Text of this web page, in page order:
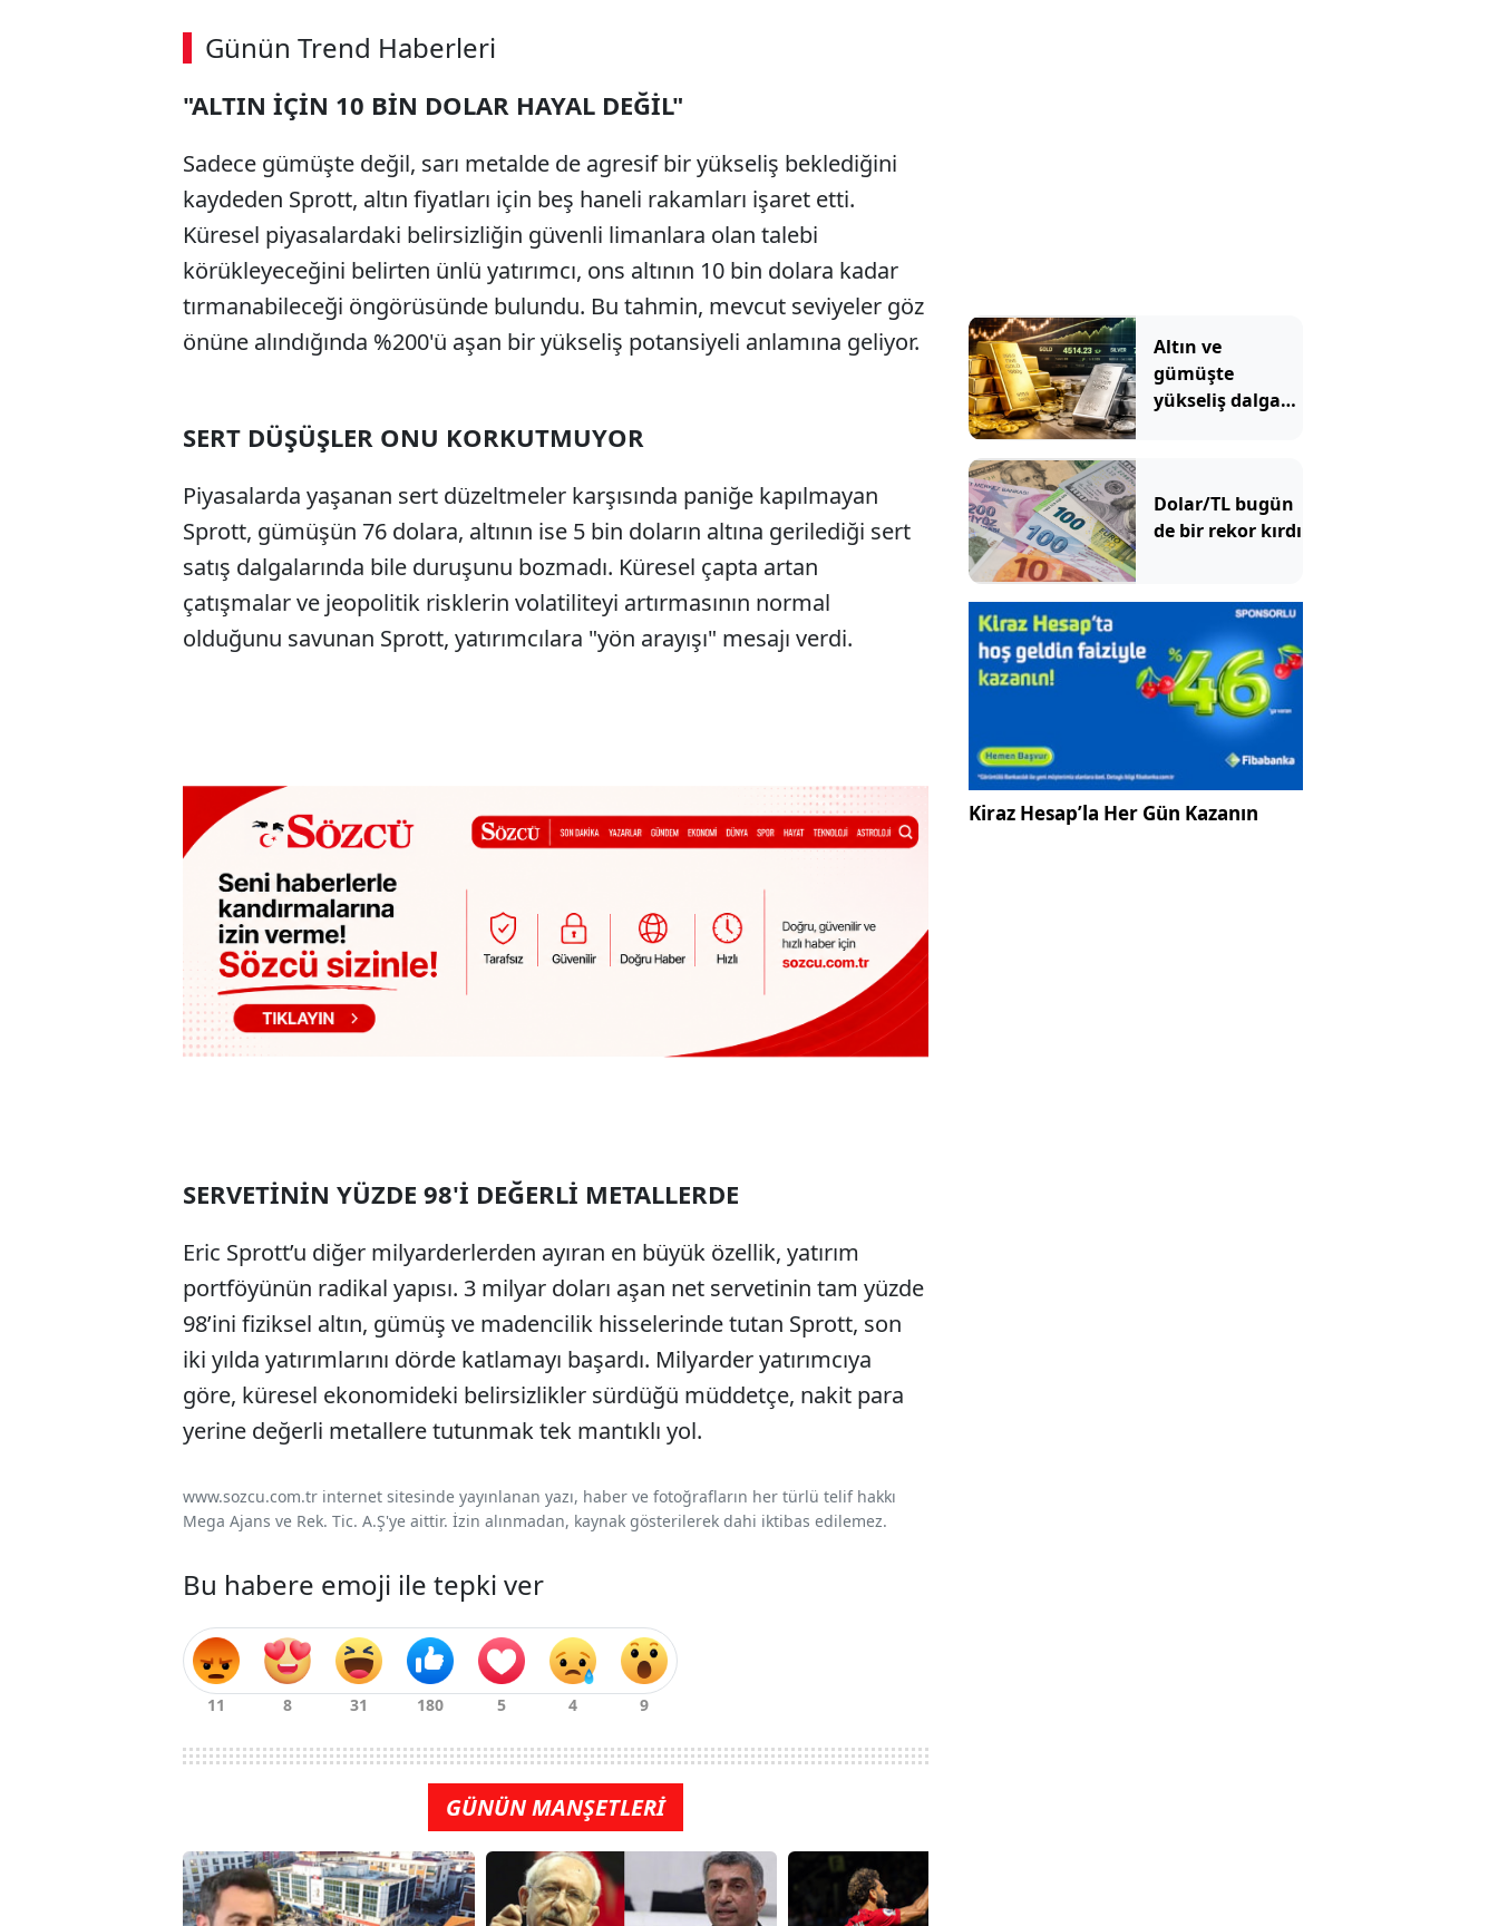
Günün Trend Haberleri
SÖZCÜ SON DAKİKA
"ALTIN İÇİN 10 BİN DOLAR HAYAL DEĞİL"
Sadece gümüşte değil, sarı metalde de agresif bir yükseliş beklediğini
kaydeden Sprott, altın fiyatları için beş haneli rakamları işaret etti.
Küresel piyasalardaki belirsizliğin güvenli limanlara olan talebi
körükleyeceğini belirten ünlü yatırımcı, ons altının 10 bin dolara kadar
tırmanabileceği öngörüsünde bulundu. Bu tahmin, mevcut seviyeler göz
önüne alındığında %200'ü aşan bir yükseliş potansiyeli anlamına geliyor.
SERT DÜŞÜŞLER ONU KORKUTMUYOR
Piyasalarda yaşanan sert düzeltmeler karşısında paniğe kapılmayan
Sprott, gümüşün 76 dolara, altının ise 5 bin doların altına gerilediği sert
satış dalgalarında bile duruşunu bozmadı. Küresel çapta artan
çatışmalar ve jeopolitik risklerin volatiliteyi artırmasının normal
olduğunu savunan Sprott, yatırımcılara "yön arayışı" mesajı verdi.
SERVETİNİN YÜZDE 98'İ DEĞERLİ METALLERDE
Eric Sprott’u diğer milyarderlerden ayıran en büyük özellik, yatırım
portföyünün radikal yapısı. 3 milyar doları aşan net servetinin tam yüzde
98’ini fiziksel altın, gümüş ve madencilik hisselerinde tutan Sprott, son
iki yılda yatırımlarını dörde katlamayı başardı. Milyarder yatırımcıya
göre, küresel ekonomideki belirsizlikler sürdüğü müddetçe, nakit para
yerine değerli metallere tutunmak tek mantıklı yol.
www.sozcu.com.tr internet sitesinde yayınlanan yazı, haber ve fotoğrafların her türlü telif hakkı
Mega Ajans ve Rek. Tic. A.Ş'ye aittir. İzin alınmadan, kaynak gösterilerek dahi iktibas edilemez.
Bu habere emoji ile tepki ver
GÜNÜN MANŞETLERİ
Altın ve
gümüşte
yükseliş dalgası:
Dolar/TL bugün
de bir rekor kırdı
Kiraz Hesap’la Her Gün Kazanın